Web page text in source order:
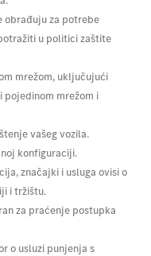
obrađuju za potrebe
u politici zaštite
mrežom, uključujući
pojedinom mrežom i
vašeg vozila.
konfiguraciji.
značajki i usluga ovisi o
i tržištu.
za praćenje postupka
o usluzi punjenja s